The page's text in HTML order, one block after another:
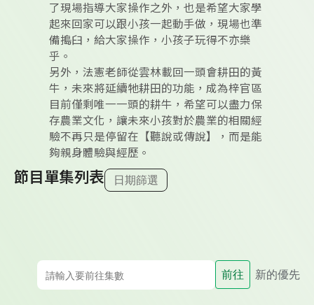
了現場指導大家操作之外，也是希望大家學
起來回家可以跟小孩一起動手做，現場也準
備搗臼，給大家操作，小孩子玩得不亦樂
乎。
另外，法憲老師從雲林載回一頭會耕田的黃
牛，未來將延續牠耕田的功能，成為梓官區
目前僅剩唯一一頭的耕牛，希望可以盡力保
存農業文化，讓未來小孩對於農業的相關經
驗不再只是停留在【聽說或傳說】，而是能
夠親身體驗與經歷。
節目單集列表 日期篩選
前往 新的優先